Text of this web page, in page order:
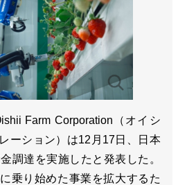
Farm Corporation（オイシ
ーション）は12月17日、日本
調達を実施したと発表した。
乗り始めた事業を拡大するた